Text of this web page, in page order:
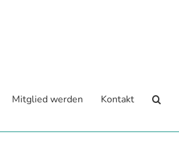
Mitglied werden Kontakt